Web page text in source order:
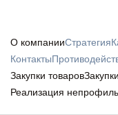
О компанииСтратегия
Контакты
Закупки товаров
Реализация